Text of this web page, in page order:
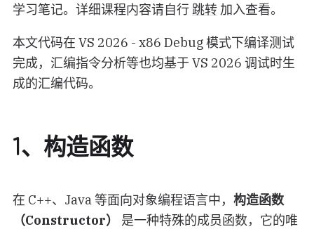
学习笔记。详细课程内容请自行跳转 加入查看。
本文代码在 VS 2026 - x86 Debug 模式下编译测试
完成，汇编指令分析等也均基于 VS 2026 调试时生
成的汇编代码。
1、构造函数
在 C++、Java 等面向对象编程语言中， 构造函数
（Constructor）
是一种特殊的成员函数，它的唯